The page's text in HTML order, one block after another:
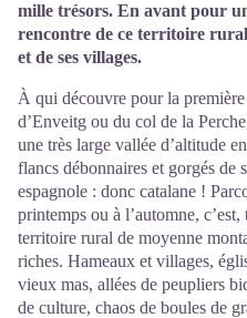
mille trésors. En avant pour
rencontre de ce territoire
et de ses villages.
À qui découvre pour la
d’Enveitg ou du col de la
une très large vallée d’altitude
flancs débonnaires et gorgés de
espagnole : donc catalane !
printemps ou à l’automne,
territoire rural de moyenne
riches. Hameaux et villages,
vieux mas, allées de peupliers
de culture, chaos de boules de